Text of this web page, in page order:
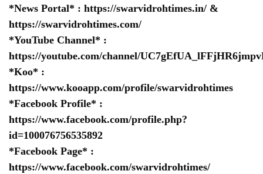
*News Portal* : https://swarvidrohtimes.in/ &
https://swarvidrohtimes.com/
*YouTube Channel* :
https://youtube.com/channel/
*Koo* :
https://www.kooapp.com/profile/swarvidrohtimes
*Facebook Profile* :
https://www.facebook.com/profile.php?
id=100076756535892
*Facebook Page* :
https://www.facebook.com/swarvidrohtimes/